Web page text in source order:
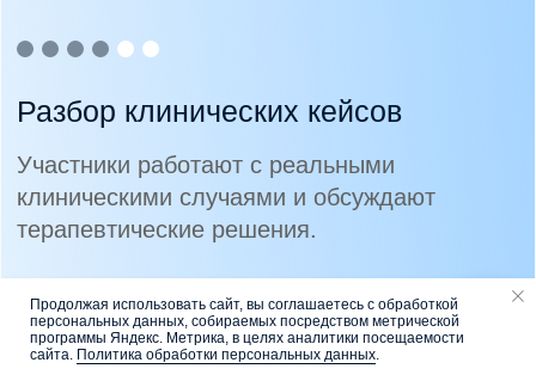
Напишите нам
Продолжая использовать сайт, вы соглашаетесь с обработкой
персональных данных, собираемых посредством метрической
программы Яндекс. Метрика, в целях аналитики посещаемости
сайта. Политика обработки персональных данных.